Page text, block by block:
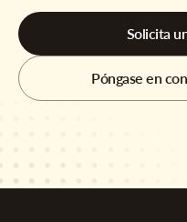
Solicita
Póngase en